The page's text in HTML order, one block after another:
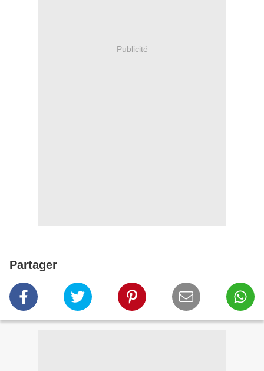
Publicité
Partager